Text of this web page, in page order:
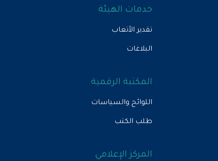
خدمات الهيئة
تقدير الأتعاب
البلاغات
المكتبة الرقمية
اللوائح والسياسات
طلب الكتب
المركز الإعلامي